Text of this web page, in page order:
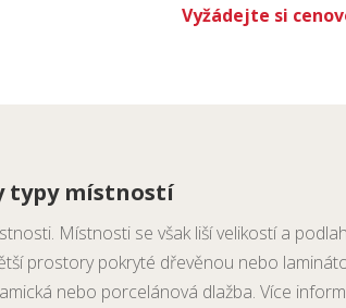
Vyžádejte si
typy místností
Místnosti se však liší velikostí a
prostory pokryté dřevěnou nebo
nebo porcelánová dlažba. Více